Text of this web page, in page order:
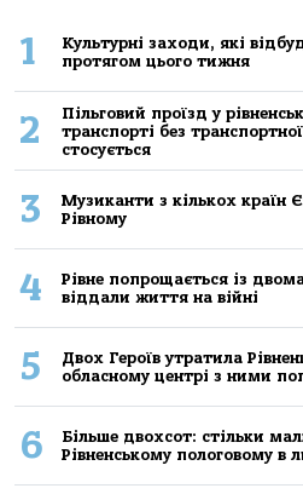
1
Культурні заходи, які
протягом цього тижня
2
Пільговий проїзд у
транспорті без
стосується
3
Музиканти з кількох країн
Рівному
4
Рівне попрощається із
віддали життя на війні
5
Двох Героїв утратила
обласному центрі з ними
6
Більше двохсот: стільки
Рівненському пологовому в